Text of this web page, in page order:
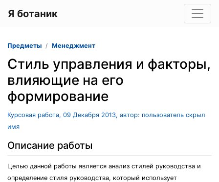
Я ботаник
Предметы Менеджмент
Стиль управления и факторы,
влияющие на его
формирование
Курсовая работа, 09 Декабря 2013, автор: пользователь скрыл
имя
Описание работы
Целью данной работы является анализ стилей руководства и
определение стиля руководства, который использует